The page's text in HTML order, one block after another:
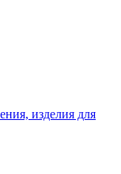
изделия для